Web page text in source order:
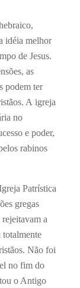
idéia melhor
de Jesus.
as
podem ter
A igreja
no
e poder,
rabinos
Patrística
gregas
a
totalmente
Não foi
no fim do
o Antigo